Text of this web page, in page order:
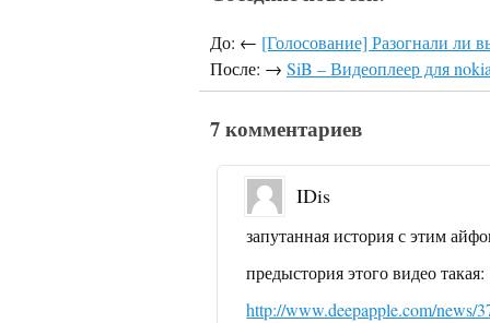
До: ← [Голосование] Разогнали ли
После: → SiB – Видеоплеер для
7 комментариев
IDis
запутанная история с этим
предыстория этого видео такая:
http://www.deepapple.com/news/